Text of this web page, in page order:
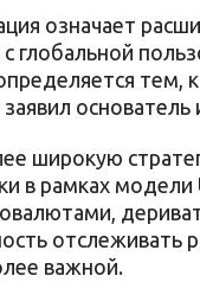
означает
глобальной
тем,
широкую
в рамках
отслеживать
важной.